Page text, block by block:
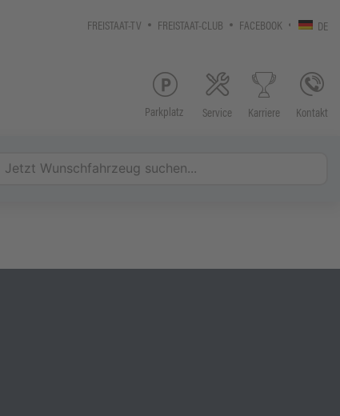
FREISTAAT-TV FREISTAAT-CLUB FACEBOOK DE
Parkplatz Service Karriere Kontakt